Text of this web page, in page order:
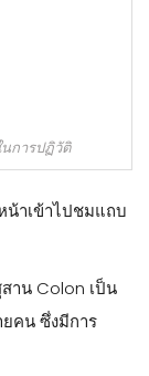
การปฏิวัติ
น้าเข้าไปชมแถบ
าน Colon เป็น
คน ซึ่งมีการ